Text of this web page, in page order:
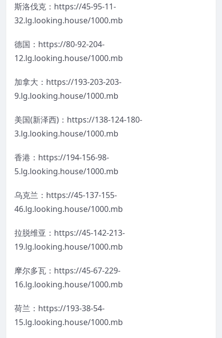
斯洛伐克：https://45-95-11-
32.lg.looking.house/1000.mb
德国：https://80-92-204-
12.lg.looking.house/1000.mb
加拿大：https://193-203-203-
9.lg.looking.house/1000.mb
美国(新泽西)：https://138-124-180-
3.lg.looking.house/1000.mb
香港：https://194-156-98-
5.lg.looking.house/1000.mb
乌克兰：https://45-137-155-
46.lg.looking.house/1000.mb
拉脱维亚：https://45-142-213-
19.lg.looking.house/1000.mb
摩尔多瓦：https://45-67-229-
16.lg.looking.house/1000.mb
荷兰：https://193-38-54-
15.lg.looking.house/1000.mb